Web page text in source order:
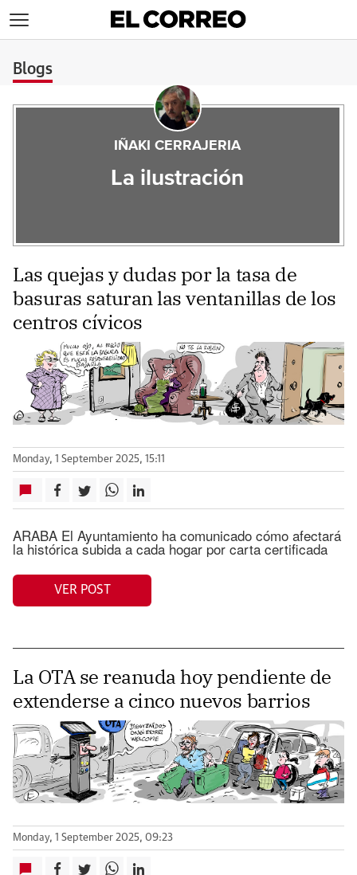
Blogs
IÑAKI CERRAJERIA
La ilustración
Las quejas y dudas por la tasa de
basuras saturan las ventanillas de los
centros cívicos
Monday, 1 September 2025, 15:11
ARABA El Ayuntamiento ha comunicado cómo afectará
la histórica subida a cada hogar por carta certificada
VER POST
La OTA se reanuda hoy pendiente de
extenderse a cinco nuevos barrios
Monday, 1 September 2025, 09:23